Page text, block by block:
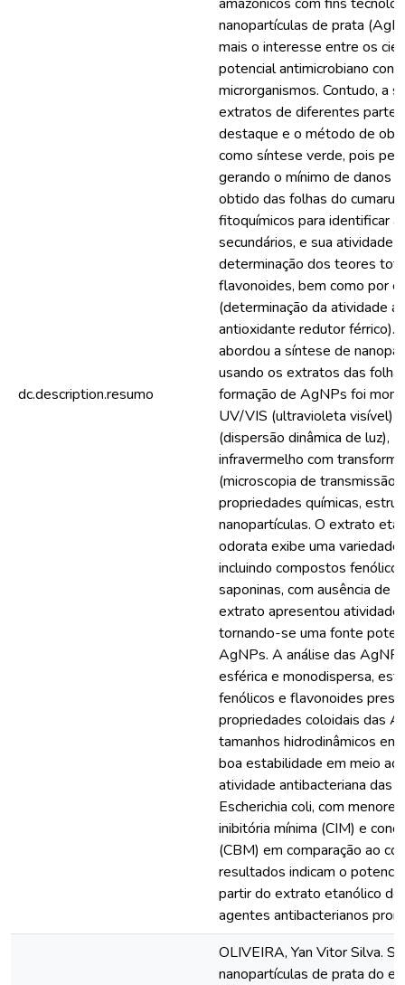
dc.description.resumo
nanopartículas de prata
mais o interesse entre os
potencial antimicrobiano
microrganismos. Contudo, a
extratos de diferentes
destaque e o método de
como síntese verde, pois
gerando o mínimo de danos
obtido das folhas do cumaru
fitoquímicos para identificar
secundários, e sua atividade
determinação dos teores
flavonoides, bem como por
(determinação da atividade
antioxidante redutor férrico).
abordou a síntese de
usando os extratos das
formação de AgNPs foi
UV/VIS (ultravioleta visível)
(dispersão dinâmica de luz),
infravermelho com
(microscopia de transmissão
propriedades químicas,
nanopartículas. O extrato
odorata exibe uma
incluindo compostos
saponinas, com ausência de
extrato apresentou atividade
tornando-se uma fonte
AgNPs. A análise das
esférica e monodispersa,
fenólicos e flavonoides
propriedades coloidais das
tamanhos hidrodinâmicos
boa estabilidade em meio
atividade antibacteriana das
Escherichia coli, com
inibitória mínima (CIM) e
(CBM) em comparação ao
resultados indicam o
partir do extrato etanólico
agentes antibacterianos
OLIVEIRA, Yan Vitor Silva.
nanopartículas de prata do